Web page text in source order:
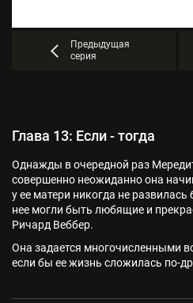
Предыдущая
серия
Глава 13: Если - тогда
Однажды в очередной раз
совершенно неожиданно она
у ее матери никогда не
нее могли быть любящие и
Ричард Веббер.
Она задается многочисленными
если бы ее жизнь сложилась по-